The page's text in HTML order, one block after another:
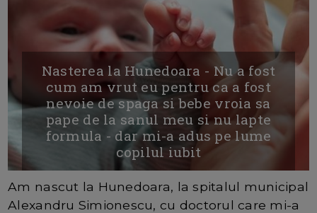
Nasterea la Hunedoara - Nu a fost
cum am vrut eu pentru ca a fost
nevoie de spaga si bebe vroia sa
pape de la sanul meu si nu lapte
formula - dar mi-a adus pe lume
copilul iubit
Am nascut la Hunedoara, la spitalul municipal
Alexandru Simionescu, cu doctorul care mi-a